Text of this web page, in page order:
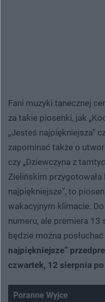
Fani muzyki tanecznej
za takie piosenki, jak
„Jesteś najpiękniejsza”
zapominać także o
czy „Dziewczyna z
Zielińskim przygotowała
najpiękniejsze”, to
wakacyjnym klimacie.
numeru, ale premiera 13
będzie można
najpiękniejsze”
czwartek, 12 sierpnia
Poranne Wyjce